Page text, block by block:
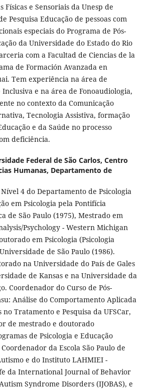
Físicas e Sensoriais da Unesp de
Pesquisa Educação de pessoas com
especiais do Programa de Pós-
da Universidade do Estado do Rio
com a Facultad de Ciencias de la
de Formación Avanzada en
Tem experiência na área de
Inclusiva e na área de Fonoaudiologia,
no contexto da Comunicação
Tecnologia Assistiva, formação
e da Saúde no processo
deficiência.
Federal de São Carlos, Centro
Humanas, Departamento de
4 do Departamento de Psicologia
em Psicologia pela Pontifícia
de São Paulo (1975), Mestrado em
Psychology - Western Michigan
em Psicologia (Psicologia
de São Paulo (1986).
na Universidade do País de Gales
de Kansas e na Universidade da
Coordenador do Curso de Pós-
Análise do Comportamento Aplicada
no Tratamento e Pesquisa da UFSCar,
de mestrado e doutorado
de Psicologia e Educação
da Escola São Paulo de
e do Instituto LAHMIEI -
da International Journal of Behavior
Syndrome Disorders (IJOBAS), e